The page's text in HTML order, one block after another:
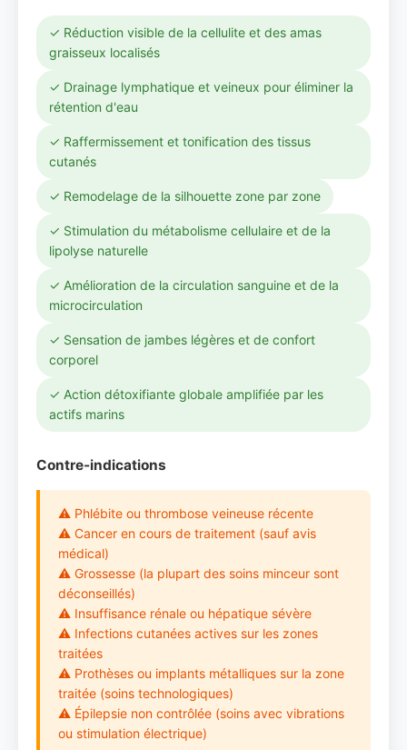
✓ Réduction visible de la cellulite et des amas
graisseux localisés
✓ Drainage lymphatique et veineux pour éliminer la
rétention d'eau
✓ Raffermissement et tonification des tissus
cutanés
✓ Remodelage de la silhouette zone par zone
✓ Stimulation du métabolisme cellulaire et de la
lipolyse naturelle
✓ Amélioration de la circulation sanguine et de la
microcirculation
✓ Sensation de jambes légères et de confort
corporel
✓ Action détoxifiante globale amplifiée par les
actifs marins
Contre-indications
⚠ Phlébite ou thrombose veineuse récente
⚠ Cancer en cours de traitement (sauf avis
médical)
⚠ Grossesse (la plupart des soins minceur sont
déconseillés)
⚠ Insuffisance rénale ou hépatique sévère
⚠ Infections cutanées actives sur les zones
traitées
⚠ Prothèses ou implants métalliques sur la zone
traitée (soins technologiques)
⚠ Épilepsie non contrôlée (soins avec vibrations
ou stimulation électrique)